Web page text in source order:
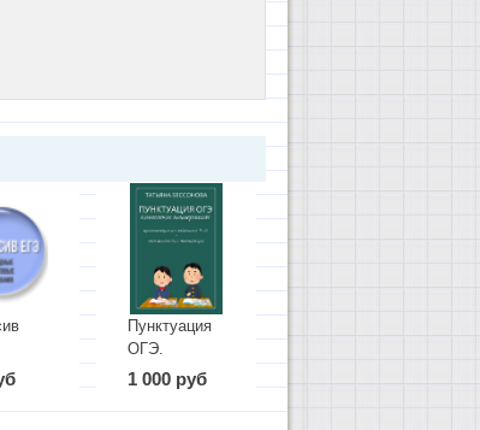
Пунктуация
ОГЭ.
Комплект
материалов
1 000 руб